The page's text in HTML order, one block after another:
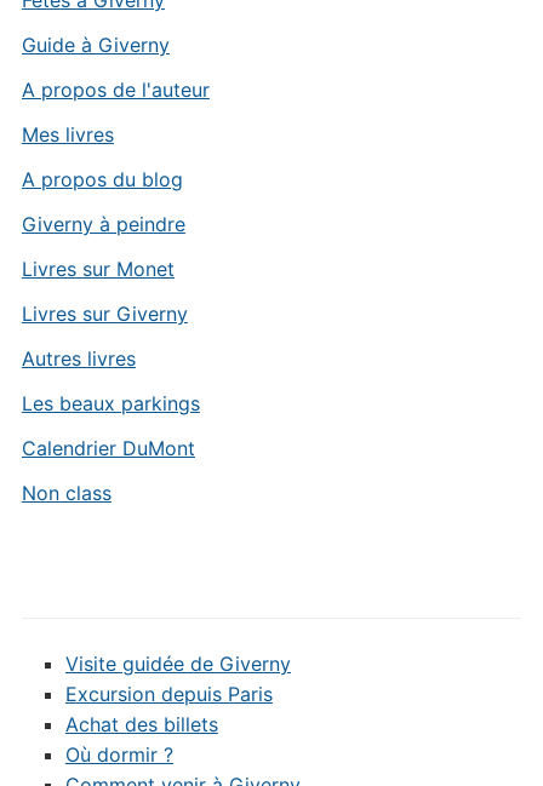
Guide à Giverny
A propos de l'auteur
Mes livres
A propos du blog
Giverny à peindre
Livres sur Monet
Livres sur Giverny
Autres livres
Les beaux parkings
Calendrier DuMont
Non class
Visite guidée de Giverny
Excursion depuis Paris
Achat des billets
Où dormir ?